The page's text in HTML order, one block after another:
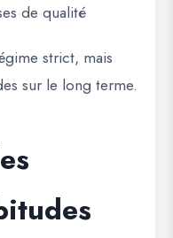
de qualité
strict, mais
sur le long terme.